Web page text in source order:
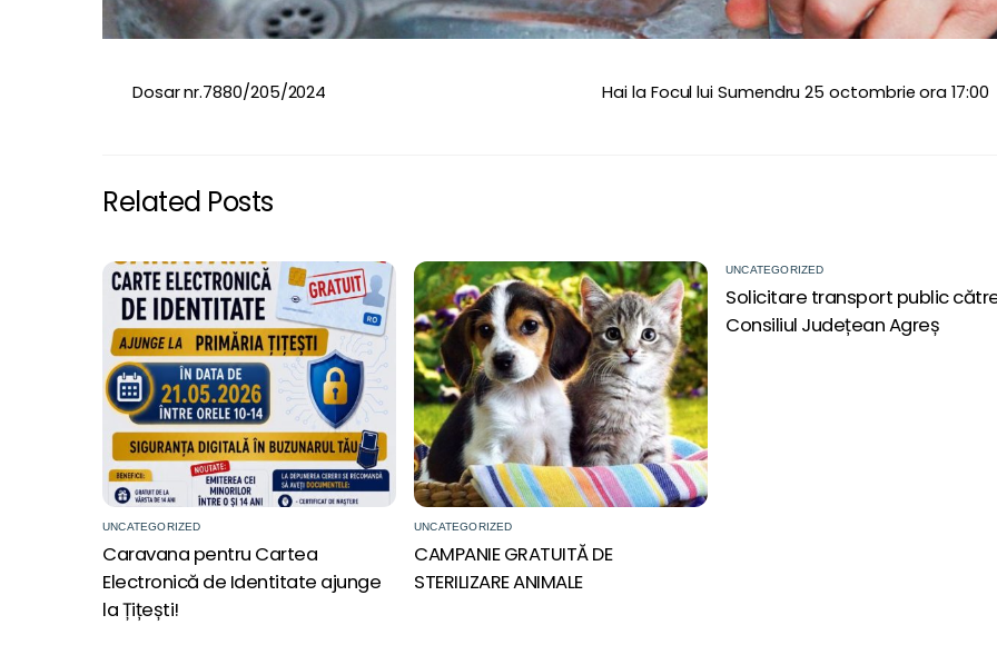
Dosar nr.7880/205/2024 Hai la Focul lui Sumendru 25 octombrie ora 17:00
Related Posts
UNCATEGORIZED
Caravana pentru Cartea
Electronică de Identitate ajunge
la Țițești!
UNCATEGORIZED
CAMPANIE GRATUITĂ DE
STERILIZARE ANIMALE
UNCATEGORIZED
Solicitare transport public
Consiliul Județean Agreș